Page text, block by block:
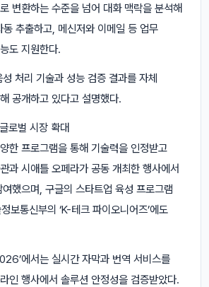
변환하는 수준을 넘어 대화 맥락을 분석해
추출하고, 메신저와 이메일 등 업무
도 지원한다.
처리 기술과 성능 검증 결과를 자체
공개하고 있다고 설명했다.
로벌 시장 확대
한 프로그램을 통해 기술력을 인정받고
과 시애틀 오페라가 공동 개최한 행사에서
했으며, 구글의 스타트업 육성 프로그램
보통신부의 ‘K-테크 파이오니어즈’에도
에서는 실시간 자막과 번역 서비스를
인 행사에서 솔루션 안정성을 검증받았다.